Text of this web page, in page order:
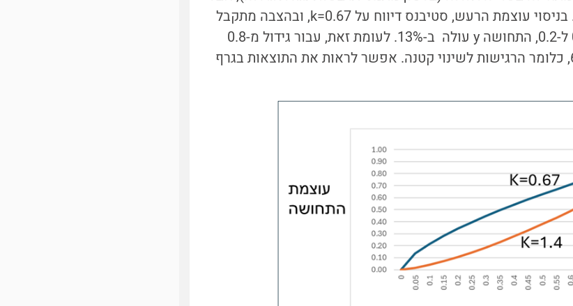
לקראת x=1 העלייה מתמתנת. בניסוי עוצמת הרעש, סטיבנס דיווח על k=0.67, ובהצבה מתקבל
שעבור גידול בעוצמה x מ-0.1 ל-0.2, התחושה y עולה ב-13%. לעומת זאת, עבור גידול מ-0.8
ל-0.9 התחושה גדלה רק ב-6%, כלומר הרגישות לשינוי קטנה. אפשר לראות את התוצאות בגרף